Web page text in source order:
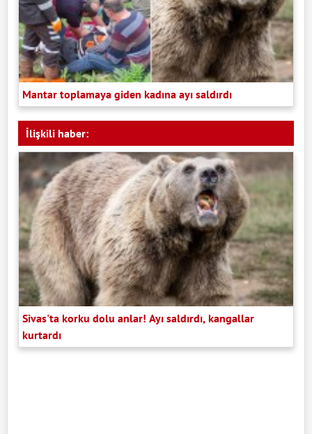
Mantar toplamaya giden kadına ayı saldırdı
İlişkili haber:
Sivas'ta korku dolu anlar! Ayı saldırdı, kangallar
kurtardı